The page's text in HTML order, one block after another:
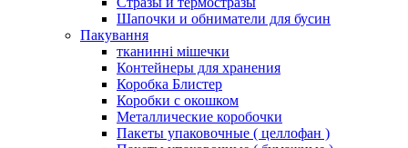
Шапочки и обниматели для бусин
Пакування
тканинні мішечки
Контейнеры для хранения
Коробка Блистер
Коробки с окошком
Металлические коробочки
Пакеты упаковочные ( целлофан )